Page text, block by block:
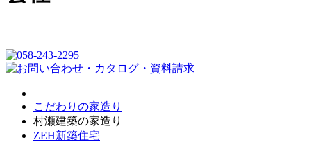
こだわりの家造り
村瀬建築の家造り
ZEH新築住宅